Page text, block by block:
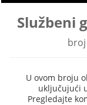
Službeni
broj
U ovom broju
uključujući
Pregledajte